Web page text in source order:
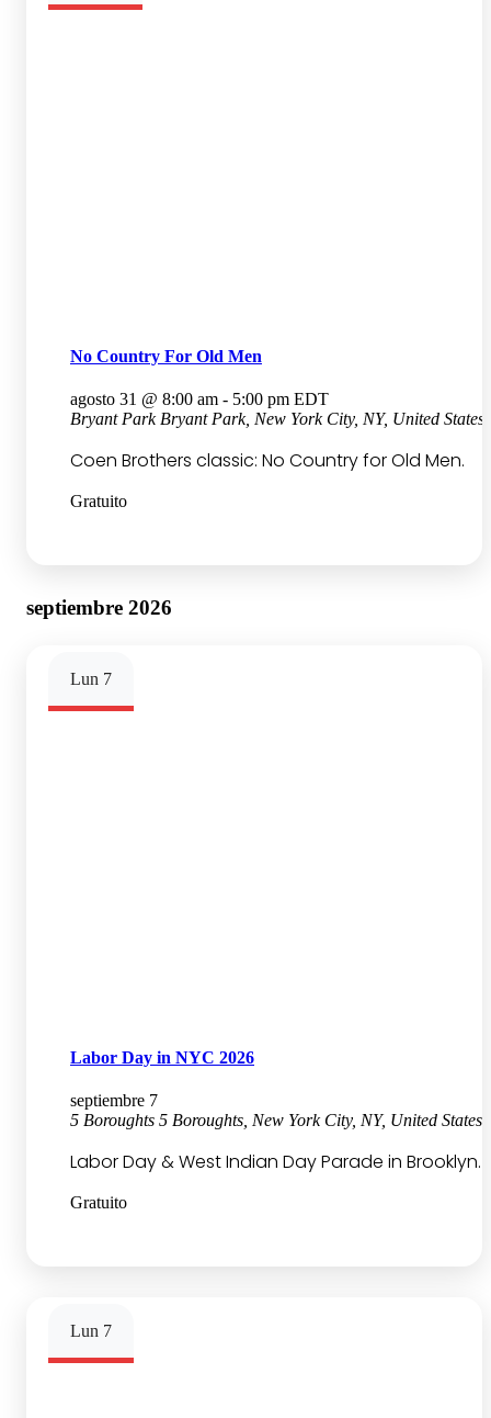
No Country For Old Men
agosto 31 @ 8:00 am - 5:00 pm EDT
Bryant Park Bryant Park, New York City, NY, United States
Coen Brothers classic: No Country for Old Men.
Gratuito
septiembre 2026
Lun 7
Labor Day in NYC 2026
septiembre 7
5 Boroughts 5 Boroughts, New York City, NY, United States
Labor Day & West Indian Day Parade in Brooklyn.
Gratuito
Lun 7